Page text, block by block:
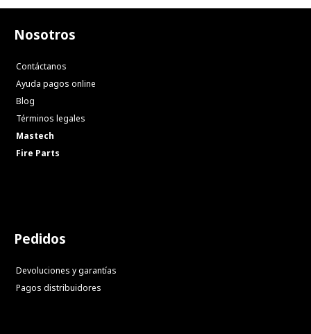
Nosotros
Contáctanos
Ayuda pagos online
Blog
Términos legales
Mastech
Fire Parts
Pedidos
Devoluciones y garantías
Pagos distribuidores